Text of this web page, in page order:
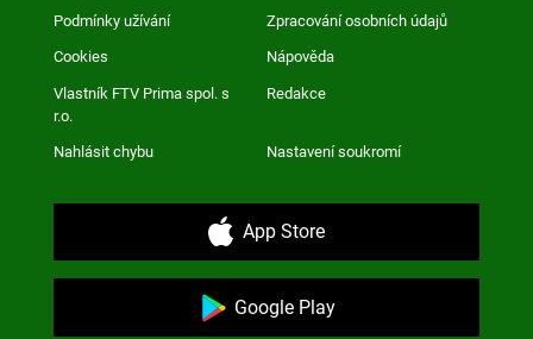
Podmínky užívání Zpracování osobních údajů
Cookies Nápověda
Vlastník FTV Prima spol. s
r.o.
Redakce
Nahlásit chybu Nastavení soukromí
App Store
Google Play